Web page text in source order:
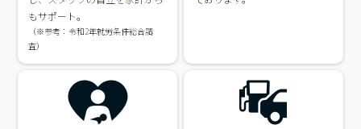
もサポート。
（※参考：令和2年就労条件総合調
査）